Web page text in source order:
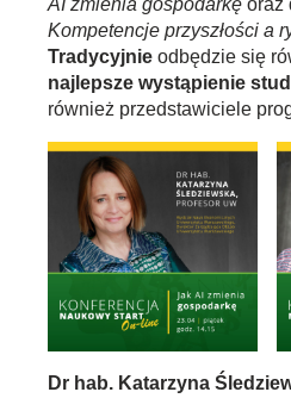
AI zmienia gospodarkę oraz
Kompetencje przyszłości a
Tradycyjnie odbędzie się
najlepsze wystąpienie
również przedstawiciele
Dr hab. Katarzyna